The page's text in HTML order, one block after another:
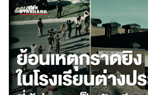
วิกฤตพลังงาน
ผู้นำ
ช่องแคบฮอร์มุซ (Strait of
Energy Shock
Philippines
การประชุมสุดยอดผู้นำอาเซีย
Reuters
Thailand